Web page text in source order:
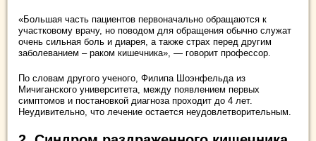
«Большая часть пациентов первоначально обращаются к
участковому врачу, но поводом для обращения обычно служат
очень сильная боль и диарея, а также страх перед другим
заболеванием – раком кишечника», — говорит профессор.
По словам другого ученого, Филипа Шоэнфельда из
Мичиганского университета, между появлением первых
симптомов и постановкой диагноза проходит до 4 лет.
Неудивительно, что лечение остается неудовлетворительным.